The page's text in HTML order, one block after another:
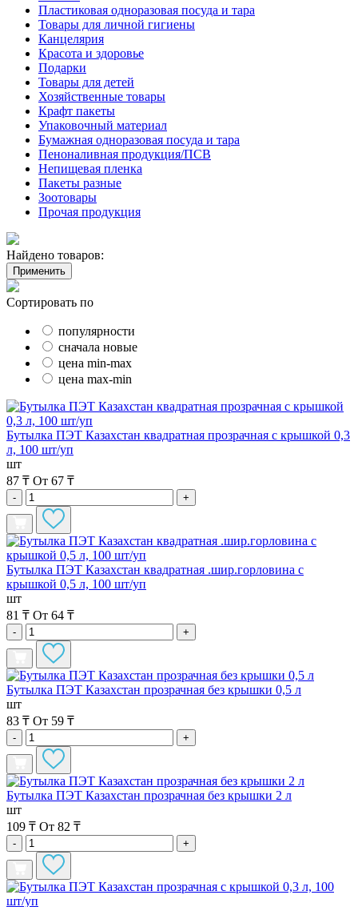
Пластиковая одноразовая посуда и тара
Товары для личной гигиены
Канцелярия
Красота и здоровье
Подарки
Товары для детей
Хозяйственные товары
Крафт пакеты
Упаковочный материал
Бумажная одноразовая посуда и тара
Пеноналивная продукция/ПСВ
Непищевая пленка
Пакеты разные
Зоотовары
Прочая продукция
Найдено товаров:
Применить
Сортировать по
популярности
сначала новые
цена min-max
цена max-min
Бутылка ПЭТ Казахстан квадратная прозрачная с крышкой 0,3
л, 100 шт/уп
шт
87 ₸ От 67 ₸
- +
Бутылка ПЭТ Казахстан квадратная .шир.горловина с
крышкой 0,5 л, 100 шт/уп
шт
81 ₸ От 64 ₸
- +
Бутылка ПЭТ Казахстан прозрачная без крышки 0,5 л
шт
83 ₸ От 59 ₸
- +
Бутылка ПЭТ Казахстан прозрачная без крышки 2 л
шт
109 ₸ От 82 ₸
- +